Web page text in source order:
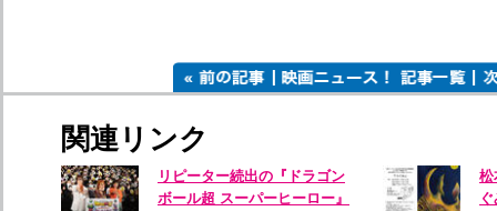
関連リンク
リピーター続出の『ドラゴン
ボール超 スーパーヒーロー』
松